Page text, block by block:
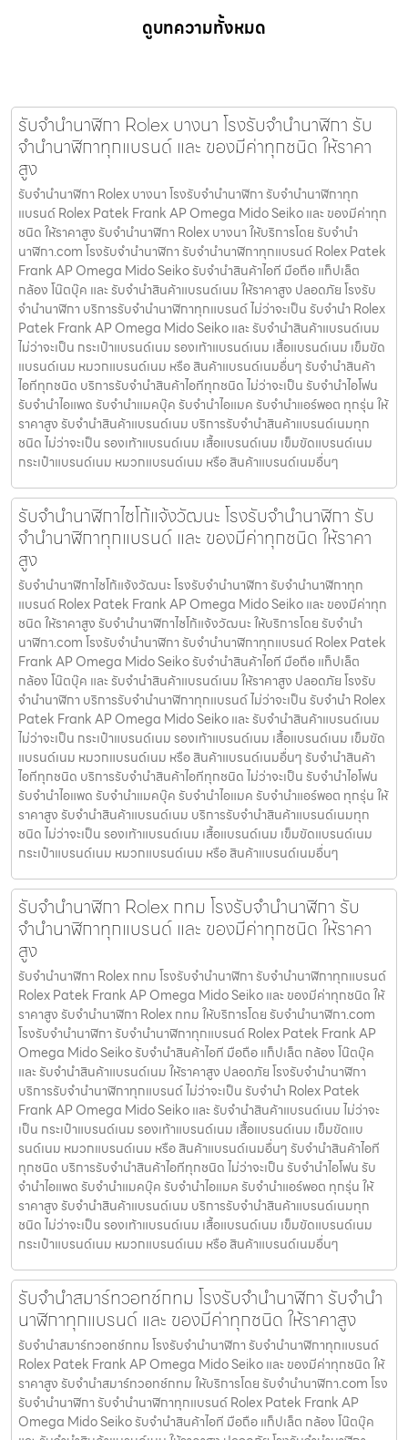
ดูบทความทั้งหมด
รับจำนำนาฬิกา Rolex บางนา โรงรับจำนำนาฬิกา รับ
จำนำนาฬิกาทุกแบรนด์ และ ของมีค่าทุกชนิด ให้ราคา
สูง
รับจำนำนาฬิกา Rolex บางนา โรงรับจำนำนาฬิกา รับจำนำนาฬิกาทุก
แบรนด์ Rolex Patek Frank AP Omega Mido Seiko และ ของมีค่าทุก
ชนิด ให้ราคาสูง รับจำนำนาฬิกา Rolex บางนา ให้บริการโดย รับจํานํา
นาฬิกา.com โรงรับจำนำนาฬิกา รับจำนำนาฬิกาทุกแบรนด์ Rolex Patek
Frank AP Omega Mido Seiko รับจำนำสินค้าไอที มือถือ แท็ปเล็ต
กล้อง โน๊ตบุ๊ค และ รับจำนำสินค้าแบรนด์เนม ให้ราคาสูง ปลอดภัย โรงรับ
จำนำนาฬิกา บริการรับจำนำนาฬิกาทุกแบรนด์ ไม่ว่าจะเป็น รับจำนำ Rolex
Patek Frank AP Omega Mido Seiko และ รับจำนำสินค้าแบรนด์เนม
ไม่ว่าจะเป็น กระเป๋าแบรนด์เนม รองเท้าแบรนด์เนม เสื้อแบรนด์เนม เข็มขัด
แบรนด์เนม หมวกแบรนด์เนม หรือ สินค้าแบรนด์เนมอื่นๆ รับจำนำสินค้า
ไอทีทุกชนิด บริการรับจำนำสินค้าไอทีทุกชนิด ไม่ว่าจะเป็น รับจำนำไอโฟน
รับจำนำไอแพด รับจำนำแมคบุ๊ค รับจำนำไอแมค รับจำนำแอร์พอต ทุกรุ่น ให้
ราคาสูง รับจำนำสินค้าแบรนด์เนม บริการรับจำนำสินค้าแบรนด์เนมทุก
ชนิด ไม่ว่าจะเป็น รองเท้าแบรนด์เนม เสื้อแบรนด์เนม เข็มขัดแบรนด์เนม
กระเป๋าแบรนด์เนม หมวกแบรนด์เนม หรือ สินค้าแบรนด์เนมอื่นๆ
รับจำนำนาฬิกาไซโก้แจ้งวัฒนะ โรงรับจำนำนาฬิกา รับ
จำนำนาฬิกาทุกแบรนด์ และ ของมีค่าทุกชนิด ให้ราคา
สูง
รับจำนำนาฬิกาไซโก้แจ้งวัฒนะ โรงรับจำนำนาฬิกา รับจำนำนาฬิกาทุก
แบรนด์ Rolex Patek Frank AP Omega Mido Seiko และ ของมีค่าทุก
ชนิด ให้ราคาสูง รับจำนำนาฬิกาไซโก้แจ้งวัฒนะ ให้บริการโดย รับจํานํา
นาฬิกา.com โรงรับจำนำนาฬิกา รับจำนำนาฬิกาทุกแบรนด์ Rolex Patek
Frank AP Omega Mido Seiko รับจำนำสินค้าไอที มือถือ แท็ปเล็ต
กล้อง โน๊ตบุ๊ค และ รับจำนำสินค้าแบรนด์เนม ให้ราคาสูง ปลอดภัย โรงรับ
จำนำนาฬิกา บริการรับจำนำนาฬิกาทุกแบรนด์ ไม่ว่าจะเป็น รับจำนำ Rolex
Patek Frank AP Omega Mido Seiko และ รับจำนำสินค้าแบรนด์เนม
ไม่ว่าจะเป็น กระเป๋าแบรนด์เนม รองเท้าแบรนด์เนม เสื้อแบรนด์เนม เข็มขัด
แบรนด์เนม หมวกแบรนด์เนม หรือ สินค้าแบรนด์เนมอื่นๆ รับจำนำสินค้า
ไอทีทุกชนิด บริการรับจำนำสินค้าไอทีทุกชนิด ไม่ว่าจะเป็น รับจำนำไอโฟน
รับจำนำไอแพด รับจำนำแมคบุ๊ค รับจำนำไอแมค รับจำนำแอร์พอต ทุกรุ่น ให้
ราคาสูง รับจำนำสินค้าแบรนด์เนม บริการรับจำนำสินค้าแบรนด์เนมทุก
ชนิด ไม่ว่าจะเป็น รองเท้าแบรนด์เนม เสื้อแบรนด์เนม เข็มขัดแบรนด์เนม
กระเป๋าแบรนด์เนม หมวกแบรนด์เนม หรือ สินค้าแบรนด์เนมอื่นๆ
รับจำนำนาฬิกา Rolex กทม โรงรับจำนำนาฬิกา รับ
จำนำนาฬิกาทุกแบรนด์ และ ของมีค่าทุกชนิด ให้ราคา
สูง
รับจำนำนาฬิกา Rolex กทม โรงรับจำนำนาฬิกา รับจำนำนาฬิกาทุกแบรนด์
Rolex Patek Frank AP Omega Mido Seiko และ ของมีค่าทุกชนิด ให้
ราคาสูง รับจำนำนาฬิกา Rolex กทม ให้บริการโดย รับจํานํานาฬิกา.com
โรงรับจำนำนาฬิกา รับจำนำนาฬิกาทุกแบรนด์ Rolex Patek Frank AP
Omega Mido Seiko รับจำนำสินค้าไอที มือถือ แท็ปเล็ต กล้อง โน๊ตบุ๊ค
และ รับจำนำสินค้าแบรนด์เนม ให้ราคาสูง ปลอดภัย โรงรับจำนำนาฬิกา
บริการรับจำนำนาฬิกาทุกแบรนด์ ไม่ว่าจะเป็น รับจำนำ Rolex Patek
Frank AP Omega Mido Seiko และ รับจำนำสินค้าแบรนด์เนม ไม่ว่าจะ
เป็น กระเป๋าแบรนด์เนม รองเท้าแบรนด์เนม เสื้อแบรนด์เนม เข็มขัดแบ
รนด์เนม หมวกแบรนด์เนม หรือ สินค้าแบรนด์เนมอื่นๆ รับจำนำสินค้าไอที
ทุกชนิด บริการรับจำนำสินค้าไอทีทุกชนิด ไม่ว่าจะเป็น รับจำนำไอโฟน รับ
จำนำไอแพด รับจำนำแมคบุ๊ค รับจำนำไอแมค รับจำนำแอร์พอต ทุกรุ่น ให้
ราคาสูง รับจำนำสินค้าแบรนด์เนม บริการรับจำนำสินค้าแบรนด์เนมทุก
ชนิด ไม่ว่าจะเป็น รองเท้าแบรนด์เนม เสื้อแบรนด์เนม เข็มขัดแบรนด์เนม
กระเป๋าแบรนด์เนม หมวกแบรนด์เนม หรือ สินค้าแบรนด์เนมอื่นๆ
รับจำนำสมาร์ทวอทช์กทม โรงรับจำนำนาฬิกา รับจำนำ
นาฬิกาทุกแบรนด์ และ ของมีค่าทุกชนิด ให้ราคาสูง
รับจำนำสมาร์ทวอทช์กทม โรงรับจำนำนาฬิกา รับจำนำนาฬิกาทุกแบรนด์
Rolex Patek Frank AP Omega Mido Seiko และ ของมีค่าทุกชนิด ให้
ราคาสูง รับจำนำสมาร์ทวอทช์กทม ให้บริการโดย รับจํานํานาฬิกา.com โรง
รับจำนำนาฬิกา รับจำนำนาฬิกาทุกแบรนด์ Rolex Patek Frank AP
Omega Mido Seiko รับจำนำสินค้าไอที มือถือ แท็ปเล็ต กล้อง โน๊ตบุ๊ค